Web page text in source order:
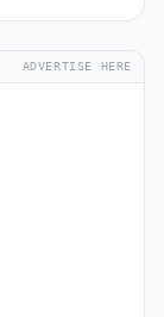
ADVERTISE HERE